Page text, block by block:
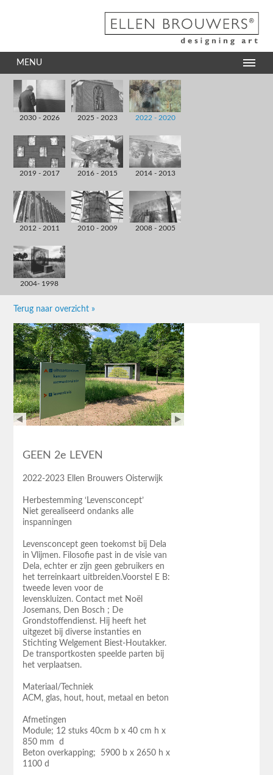
MENU
2030 - 2026 2025 - 2023 2022 - 2020
2019 - 2017 2016 - 2015 2014 - 2013
2012 - 2011 2010 - 2009 2008 - 2005
2004- 1998
Terug naar overzicht »
GEEN 2e LEVEN
2022-2023 Ellen Brouwers Oisterwijk
Herbestemming ‘Levensconcept’
Niet gerealiseerd ondanks alle
inspanningen
Levensconcept geen toekomst bij Dela
in Vlijmen. Filosofie past in de visie van
Dela, echter er zijn geen gebruikers en
het terreinkaart uitbreiden.Voorstel E B:
tweede leven voor de
levenskluizen. Contact met Noël
Josemans, Den Bosch ; De
Grondstoffendienst. Hij heeft het
uitgezet bij diverse instanties en
Stichting Welgement Biest-Houtakker.
De transportkosten speelde parten bij
het verplaatsen.
Materiaal/Techniek
ACM, glas, hout, hout, metaal en beton
Afmetingen
Module; 12 stuks 40cm b x 40 cm h x
850 mm d
Beton overkapping; 5900 b x 2650 h x
1100 d